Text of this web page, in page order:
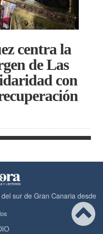
centra la
de Las
con
sur de Gran Canaria desde